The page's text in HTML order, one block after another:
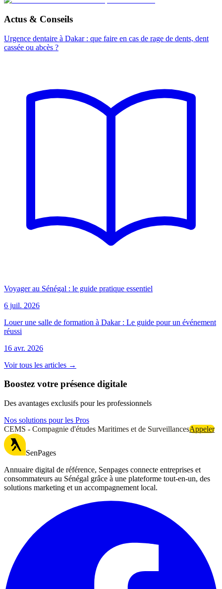
Actus & Conseils
Urgence dentaire à Dakar : que faire en cas de rage de dents, dent
cassée ou abcès ?
Voyager au Sénégal : le guide pratique essentiel
6 juil. 2026
Louer une salle de formation à Dakar : Le guide pour un événement
réussi
16 avr. 2026
Voir tous les articles →
Boostez votre présence digitale
Des avantages exclusifs pour les professionnels
Nos solutions pour les Pros
CEMS - Compagnie d'études Maritimes et de SurveillancesAppeler
SenPages
Annuaire digital de référence, Senpages connecte entreprises et
consommateurs au Sénégal grâce à une plateforme tout-en-un, des
solutions marketing et un accompagnement local.